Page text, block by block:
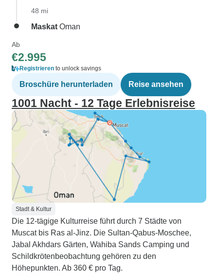
48 mi
Maskat Oman
Ab
€2.995
Registrieren to unlock savings
Broschüre herunterladen Reise ansehen
1001 Nacht - 12 Tage Erlebnisreise
Stadt & Kultur
Die 12-tägige Kulturreise führt durch 7 Städte von
Muscat bis Ras al-Jinz. Die Sultan-Qabus-Moschee,
Jabal Akhdars Gärten, Wahiba Sands Camping und
Schildkrötenbeobachtung gehören zu den
Höhepunkten. Ab 360 € pro Tag.